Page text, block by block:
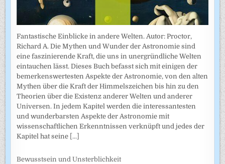
Fantastische Einblicke in andere Welten. Autor: Proctor,
Richard A. Die Mythen und Wunder der Astronomie sind
eine faszinierende Kraft, die uns in unergründliche Welten
eintauchen lässt. Dieses Buch befasst sich mit einigen der
bemerkenswertesten Aspekte der Astronomie, von den alten
Mythen über die Kraft der Himmelszeichen bis hin zu den
Theorien über die Existenz anderer Welten und anderer
Universen. In jedem Kapitel werden die interessantesten
und wunderbarsten Aspekte der Astronomie mit
wissenschaftlichen Erkenntnissen verknüpft und jedes der
Kapitel hat seine [...]
Bewusstsein und Unsterblichkeit